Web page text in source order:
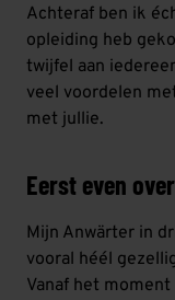
Achteraf ben ik
opleiding heb
twijfel aan
veel voordelen
met jullie.
Eerst even
Mijn Anwärter in
vooral héél
Vanaf het